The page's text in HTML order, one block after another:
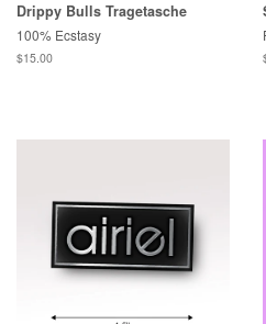
Drippy Bulls Tragetasche
100% Ecstasy
Normaler
$15.00